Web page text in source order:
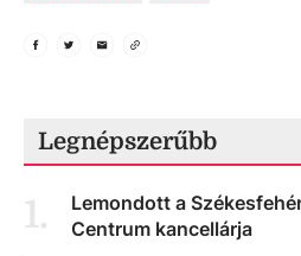
Legnépszerűbb
1.
Lemondott a
Centrum kancellárja